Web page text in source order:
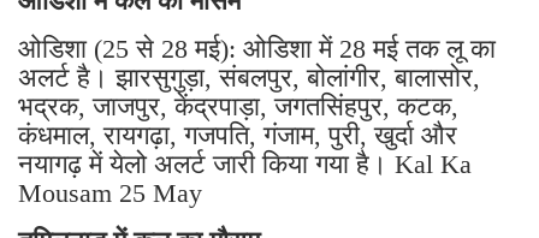
ओडिशा (25 से 28 मई): ओडिशा में 28 मई तक लू का
अलर्ट है। झारसुगुड़ा, संबलपुर, बोलांगीर, बालासोर,
भद्रक, जाजपुर, केंद्रपाड़ा, जगतसिंहपुर, कटक,
कंधमाल, रायगढ़ा, गजपति, गंजाम, पुरी, खुर्दा और
नयागढ़ में येलो अलर्ट जारी किया गया है। Kal Ka
Mousam 25 May
तमिलनाडु में कल का मौसम